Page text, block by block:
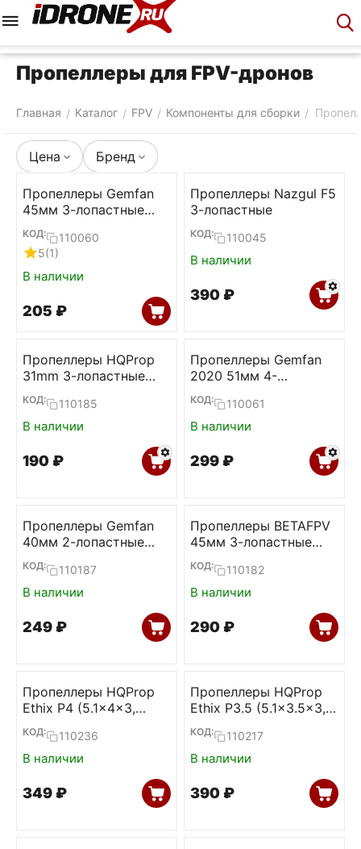
Пропеллеры для FPV-дронов
Главная / Каталог / FPV / Компоненты для сборки /
Цена Бренд
Пропеллеры Gemfan
45мм 3-лопастные
1.5мм (Clear gray,
2L+2R)
КОД:
110060
5(1)
В наличии
‍205‍ ₽
Пропеллеры Nazgul F5
3-лопастные
КОД: 110045
В наличии
‍390‍ ₽
Пропеллеры HQProp
31mm 3-лопастные
Ultralight 1.0мм
КОД: 110185
В наличии
‍190‍ ₽
Пропеллеры Gemfan
2020 51мм 4-
лопастные 1.5мм
(4L+4R)
КОД: 110061
В наличии
‍299‍ ₽
Пропеллеры Gemfan
40мм 2-лопастные
1.0мм (Transparent,
2L+2R)
КОД: 110187
В наличии
‍249‍ ₽
Пропеллеры BETAFPV
45мм 3-лопастные
1.5мм (Clear Grey,
2L+2R)
КОД: 110182
В наличии
‍290‍ ₽
Пропеллеры HQProp
Ethix P4 (5.1x4x3,
Candy Cane,
2CW+2CCW)
КОД: 110236
В наличии
‍349‍ ₽
Пропеллеры HQProp
Ethix P3.5 (5.1x3.5x3,
RAD Berry,
2CW+2CCW)
КОД: 110217
В наличии
‍390‍ ₽
Корзина